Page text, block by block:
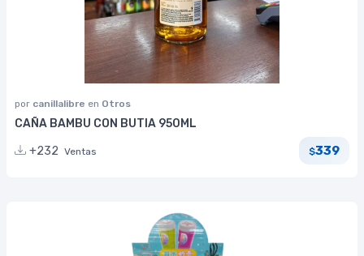
por canillalibre en Otros
CAÑA BAMBU CON BUTIA 950ML
+232 Ventas $339